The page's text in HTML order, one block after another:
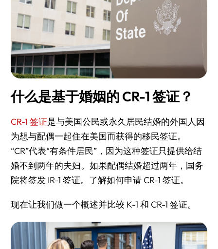
什么是基于婚姻的 CR-1 签证？
CR-1 签证是与美国公民或永久居民结婚的外国人因
为想与配偶一起住在美国而获得的移民签证。
“CR”代表“有条件居民”，因为这种签证只提供给结
婚不到两年的夫妇。如果配偶结婚超过两年，国务
院将签发 IR-1 签证。了解如何申请 CR-1 签证。
现在让我们做一个概述并比较 K-1 和 CR-1 签证。